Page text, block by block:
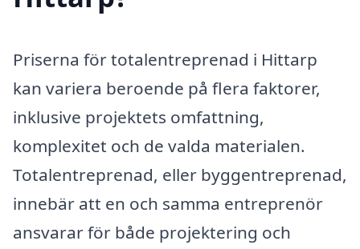
Priserna för totalentreprenad i Hittarp
kan variera beroende på flera faktorer,
inklusive projektets omfattning,
komplexitet och de valda materialen.
Totalentreprenad, eller byggentreprenad,
innebär att en och samma entreprenör
ansvarar för både projektering och